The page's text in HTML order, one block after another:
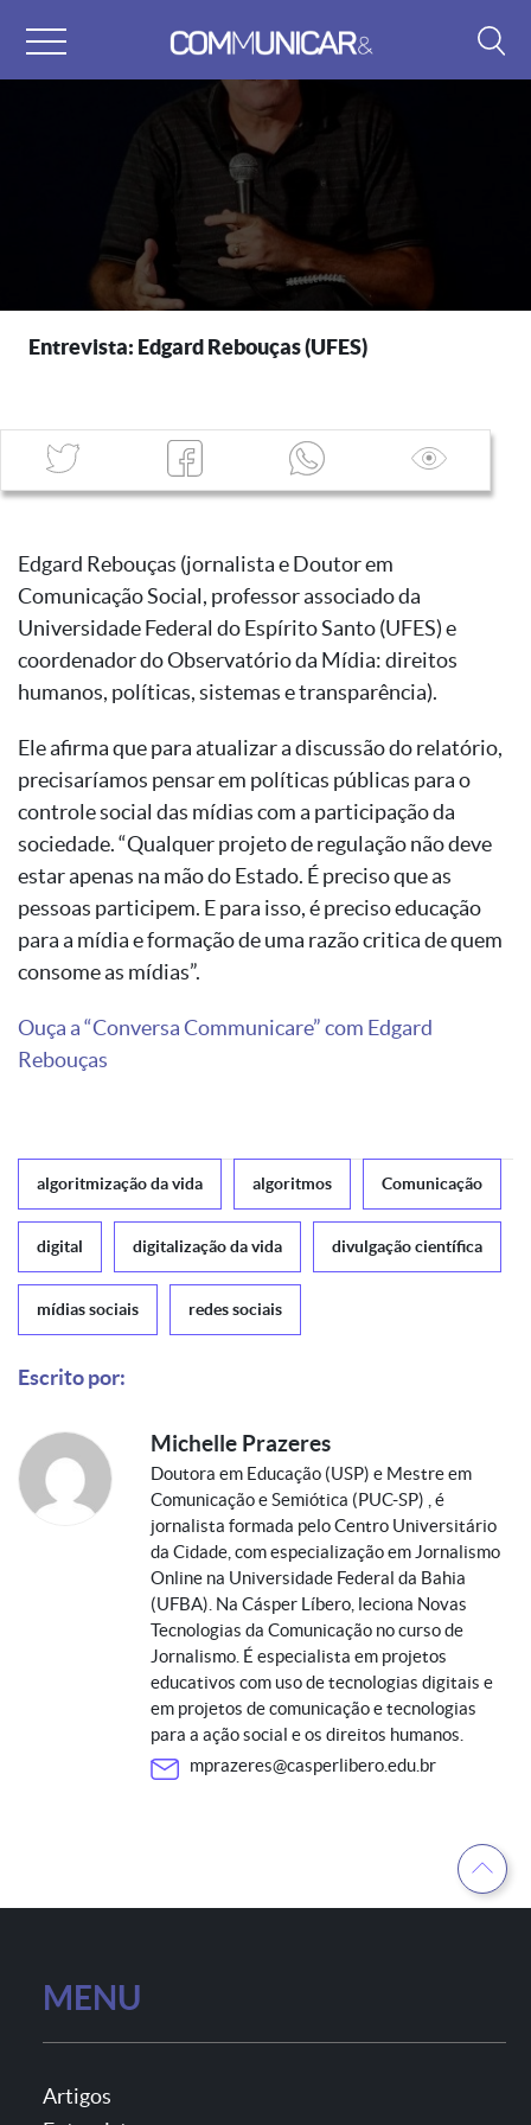
content
Entrevista: Edgard Rebouças (UFES)
Edgard Rebouças (jornalista e Doutor em
Comunicação Social, professor associado da
Universidade Federal do Espírito Santo (UFES) e
coordenador do Observatório da Mídia: direitos
humanos, políticas, sistemas e transparência).
Ele afirma que para atualizar a discussão do relatório,
precisaríamos pensar em políticas públicas para o
controle social das mídias com a participação da
sociedade. “Qualquer projeto de regulação não deve
estar apenas na mão do Estado. É preciso que as
pessoas participem. E para isso, é preciso educação
para a mídia e formação de uma razão critica de quem
consome as mídias”.
Ouça a “Conversa Communicare” com Edgard
Rebouças
algoritmização da vida algoritmos Comunicação
digital digitalização da vida divulgação científica
mídias sociais redes sociais
Escrito por:
Michelle Prazeres
Doutora em Educação (USP) e Mestre em
Comunicação e Semiótica (PUC-SP) , é
jornalista formada pelo Centro Universitário
da Cidade, com especialização em Jornalismo
Online na Universidade Federal da Bahia
(UFBA). Na Cásper Líbero, leciona Novas
Tecnologias da Comunicação no curso de
Jornalismo. É especialista em projetos
educativos com uso de tecnologias digitais e
em projetos de comunicação e tecnologias
para a ação social e os direitos humanos.
mprazeres@casperlibero.edu.br
MENU
Artigos